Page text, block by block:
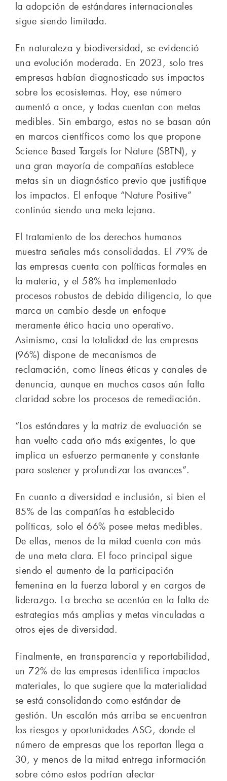
la adopción de estándares internacionales
sigue siendo limitada.
En naturaleza y biodiversidad, se evidenció
una evolución moderada. En 2023, solo tres
empresas habían diagnosticado sus impactos
sobre los ecosistemas. Hoy, ese número
aumentó a once, y todas cuentan con metas
medibles. Sin embargo, estas no se basan aún
en marcos científicos como los que propone
Science Based Targets for Nature (SBTN), y
una gran mayoría de compañías establece
metas sin un diagnóstico previo que justifique
los impactos. El enfoque “Nature Positive”
continúa siendo una meta lejana.
El tratamiento de los derechos humanos
muestra señales más consolidadas. El 79% de
las empresas cuenta con políticas formales en
la materia, y el 58% ha implementado
procesos robustos de debida diligencia, lo que
marca un cambio desde un enfoque
meramente ético hacia uno operativo.
Asimismo, casi la totalidad de las empresas
(96%) dispone de mecanismos de
reclamación, como líneas éticas y canales de
denuncia, aunque en muchos casos aún falta
claridad sobre los procesos de remediación.
“Los estándares y la matriz de evaluación se
han vuelto cada año más exigentes, lo que
implica un esfuerzo permanente y constante
para sostener y profundizar los avances”.
En cuanto a diversidad e inclusión, si bien el
85% de las compañías ha establecido
políticas, solo el 66% posee metas medibles.
De ellas, menos de la mitad cuenta con más
de una meta clara. El foco principal sigue
siendo el aumento de la participación
femenina en la fuerza laboral y en cargos de
liderazgo. La brecha se acentúa en la falta de
estrategias más amplias y metas vinculadas a
otros ejes de diversidad.
Finalmente, en transparencia y reportabilidad,
un 72% de las empresas identifica impactos
materiales, lo que sugiere que la materialidad
se está consolidando como estándar de
gestión. Un escalón más arriba se encuentran
los riesgos y oportunidades ASG, donde el
número de empresas que los reportan llega a
30, y menos de la mitad entrega información
sobre cómo estos podrían afectar